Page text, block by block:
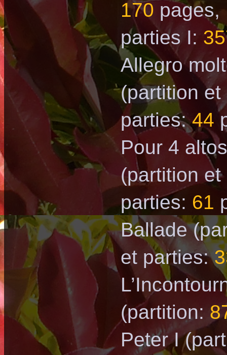
170 рages,
parties I:
Allegro
(partition et
parties:44
Pour 4
(partition et
parties: 61
Ballade
et parties:
(partition:
Peter I